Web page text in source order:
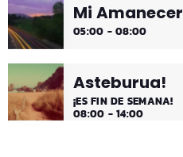
Mi Amanecer
05:00 - 08:00
Asteburua!
¡ES FIN DE SEMANA!
08:00 - 14:00